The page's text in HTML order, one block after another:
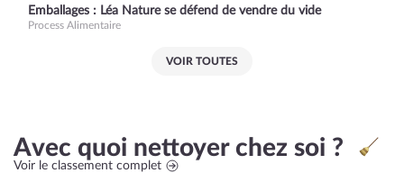
Emballages : Léa Nature se défend de vendre du vide
Process Alimentaire
VOIR TOUTES
Avec quoi nettoyer chez soi ?
Voir le classement complet